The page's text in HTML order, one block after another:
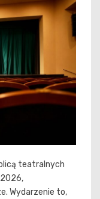
teatralnych
Wydarzenie to,